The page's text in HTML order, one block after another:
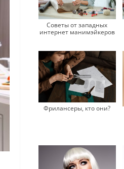
Советы от западных
интернет манимэйкеров
Фрилансеры, кто они?